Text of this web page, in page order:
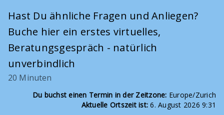
Hast Du ähnliche Fragen und Anliegen?
Buche hier ein erstes virtuelles,
Beratungsgespräch - natürlich
unverbindlich
20 Minuten
Du buchst einen Termin in der Zeitzone: Europe/Zurich
Aktuelle Ortszeit ist: 6. August 2026 9:31